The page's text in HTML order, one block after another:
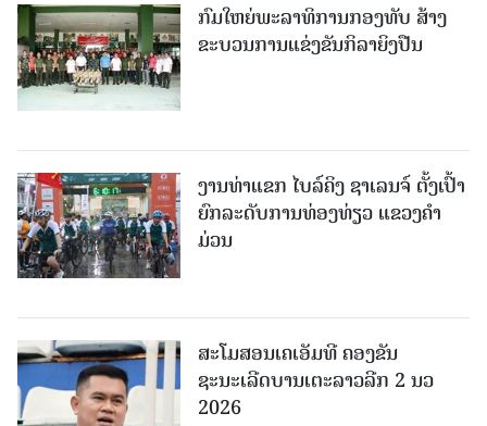
ກົມໃຫຍ່ພະລາທິການກອງທັບ ສ້າງ
ຂະບວນການແຂ່ງຂັນກິລາຍິງປືນ
ງານທ່າແຂກ ໄບລ໌ຄິງ ຊາເລນຈ໌ ຕັ້ງເປົ້າ
ຍົກລະດັບການທ່ອງທ່ຽວ ແຂວງຄໍາ
ມ່ວນ
ສະໂມສອນເຄເອັມທີ ຄອງຂັນ
ຊະນະເລີດບານເຕະລາວລີກ 2 ນວ
2026